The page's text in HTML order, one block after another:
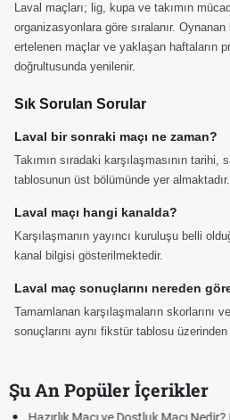
Laval maçları; lig, kupa ve takımın
organizasyonlara göre sıralanır. Oynanan
ertelenen maçlar ve yaklaşan haftaların
doğrultusunda yenilenir.
Sık Sorulan Sorular
Laval bir sonraki maçı ne zaman?
Takımın sıradaki karşılaşmasının
tablosunun üst bölümünde yer almaktadır.
Laval maçı hangi kanalda?
Karşılaşmanın yayıncı kuruluşu belli
kanal bilgisi gösterilmektedir.
Laval maç sonuçlarını nereden
Tamamlanan karşılaşmaların skorlarını
sonuçlarını aynı fikstür tablosu
Şu An Popüler İçerikler